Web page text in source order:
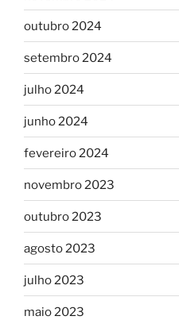
outubro 2024
setembro 2024
julho 2024
junho 2024
fevereiro 2024
novembro 2023
outubro 2023
agosto 2023
julho 2023
maio 2023